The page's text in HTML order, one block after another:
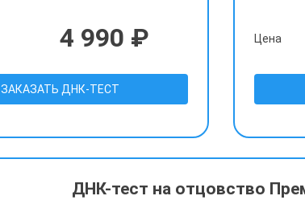
4 990 ₽
ЗАКАЗАТЬ ДНК-ТЕСТ
Цена
ДНК-тест на отцовство